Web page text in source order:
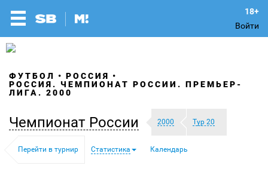
Войти
ФУТБОЛ
РОССИЯ
РОССИЯ. ЧЕМПИОНАТ РОССИИ. ПРЕМЬЕР-
ЛИГА. 2000
Чемпионат России 2000 Тур 20
Перейти в турнир Статистика Календарь